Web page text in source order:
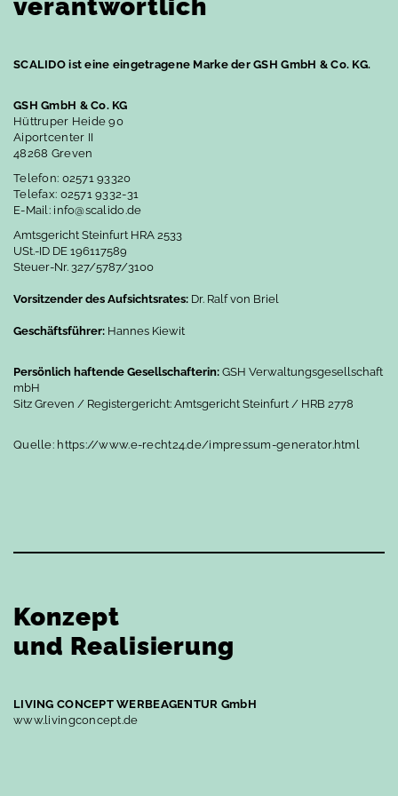
Waschplatz
WC-Bereich
Inspiration
Homestorys
Das perfekte Bad für…
Design-Konfigurator
Schwarze Badarmaturen
Ersatzteile
Leistungserklärungen
verantwortlich
SCALIDO ist eine eingetragene Marke der GSH GmbH & Co. KG.
GSH GmbH & Co. KG
Hüttruper Heide 90
Aiportcenter II
48268 Greven
Telefon: 02571 93320
Telefax: 02571 9332-31
E-Mail: info@scalido.de
Amtsgericht Steinfurt HRA 2533
USt.-ID DE 196117589
Steuer-Nr. 327/5787/3100
Vorsitzender des Aufsichtsrates: Dr. Ralf von Briel
Geschäftsführer: Hannes Kiewit
Persönlich haftende Gesellschafterin: GSH Verwaltungsgesellschaft
mbH
Sitz Greven / Registergericht: Amtsgericht Steinfurt / HRB 2778
Quelle: https://www.e-recht24.de/impressum-generator.html
Konzept
und Realisierung
LIVING CONCEPT WERBEAGENTUR GmbH
www.livingconcept.de